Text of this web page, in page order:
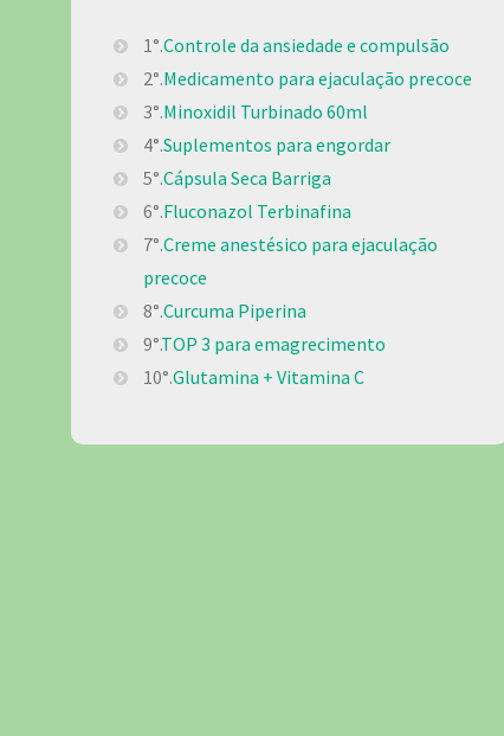
1°.Controle da ansiedade e compulsão
2°.Medicamento para ejaculação precoce
3°.Minoxidil Turbinado 60ml
4°.Suplementos para engordar
5°.Cápsula Seca Barriga
6°.Fluconazol Terbinafina
7°.Creme anestésico para ejaculação
precoce
8°.Curcuma Piperina
9°.TOP 3 para emagrecimento
10°.Glutamina + Vitamina C